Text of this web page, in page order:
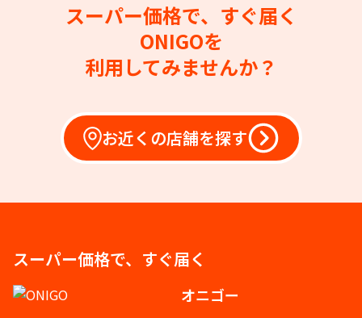
スーパー価格で、すぐ届く
ONIGOを
利用してみませんか？
お近くの店舗を探す
スーパー価格で、すぐ届く
オニゴー